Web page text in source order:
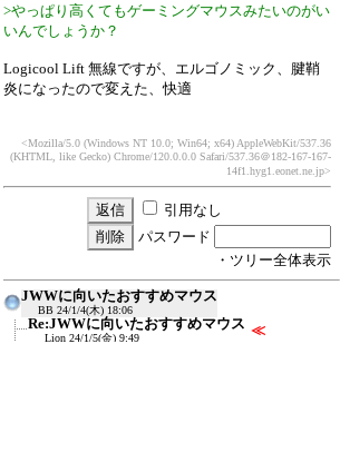
>やっぱり高くてもゲーミングマウスみたいのがい
いんでしょうか？
Logicool Lift 無線ですが、エルゴノミック、腱鞘
炎になったので変えた、快適
<Mozilla/5.0 (Windows NT 10.0; Win64; x64) AppleWebKit/537.36
(KHTML, like Gecko) Chrome/120.0.0.0 Safari/537.36＠182-167-167-
14f1.hyg1.eonet.ne.jp>
引用なし
パスワード
・ツリー全体表示
JWWに向いたおすすめマウス
BB 24/1/4(木) 18:06
Re:JWWに向いたおすすめマウス
Lion 24/1/5(金) 9:49
≪